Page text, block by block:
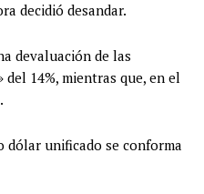
decidió desandar.
devaluación de las
14%, mientras que, en el
unificado se conforma